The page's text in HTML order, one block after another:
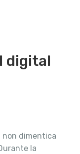
digital
non dimentica
la